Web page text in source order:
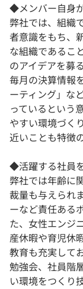
◆メンバー自身
弊社では、組織
者意識をもち、
な組織であるこ
のアイデアを募
毎月の決算情報
ーティング」な
っているという
やすい環境づく
近いことも特徴
◆活躍する社員
弊社では年齢に
裁量も与えられ
ーなど責任ある
た、女性エンジ
産休暇や育児休
教育も充実して
勉強会、社員階
い環境をつくり